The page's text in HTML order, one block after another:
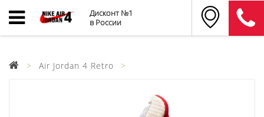
Дисконт №1
в России
Air Jordan 4 Retro